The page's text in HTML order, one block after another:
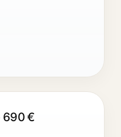
690 €